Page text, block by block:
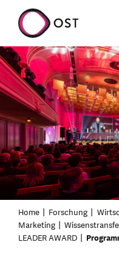
Home Forschung
Marketing
LEADER AWARD